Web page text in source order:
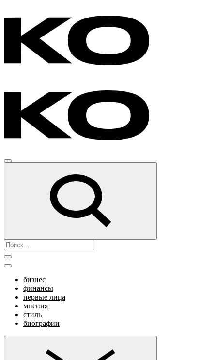
бизнес
финансы
первые лица
мнения
стиль
биографии